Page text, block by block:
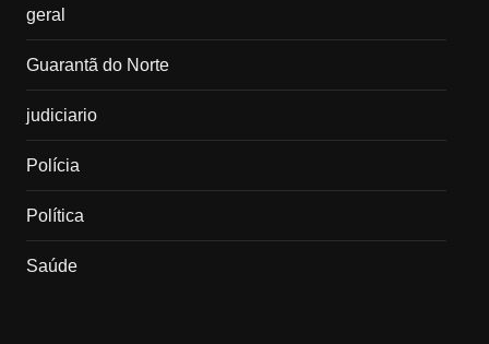
geral
Guarantã do Norte
judiciario
Polícia
Política
Saúde